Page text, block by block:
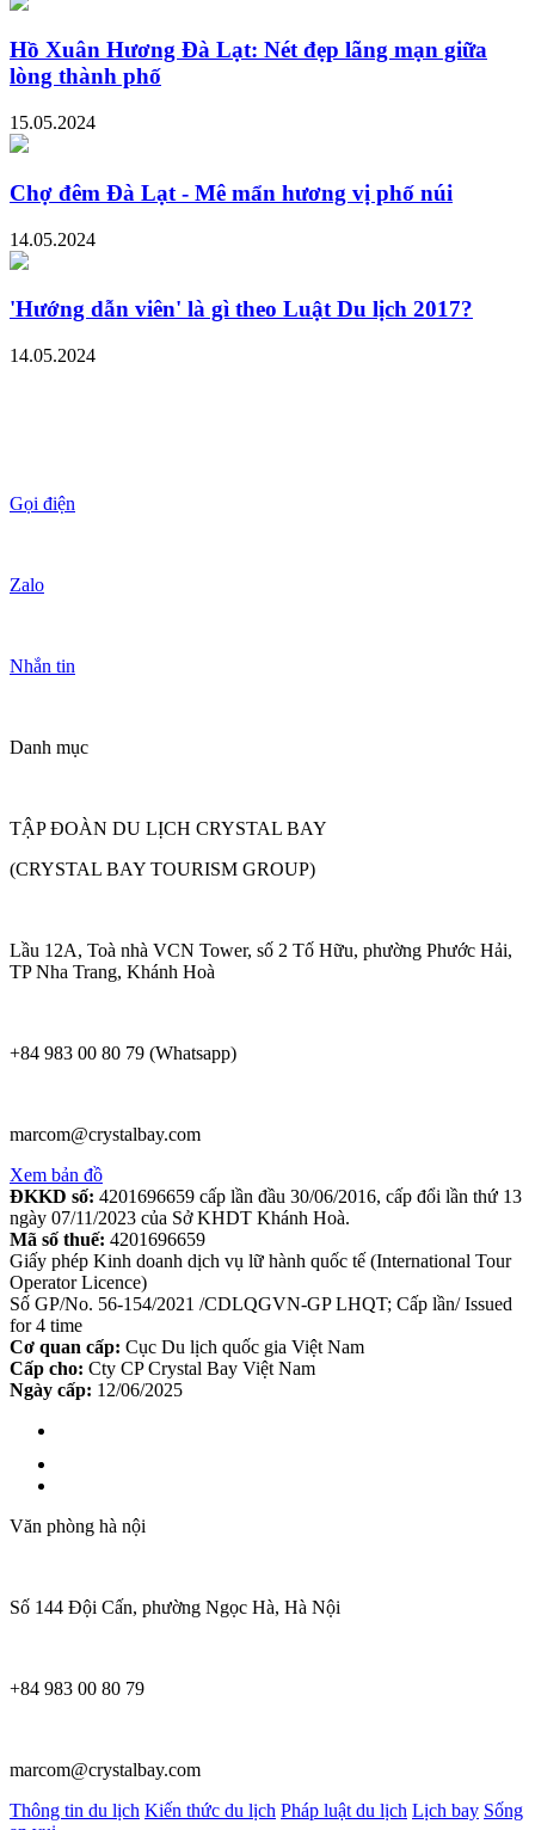
Hồ Xuân Hương Đà Lạt: Nét đẹp lãng mạn giữa
lòng thành phố
15.05.2024
Chợ đêm Đà Lạt - Mê mẩn hương vị phố núi
14.05.2024
'Hướng dẫn viên' là gì theo Luật Du lịch 2017?
14.05.2024
Gọi điện
Zalo
Nhắn tin
Danh mục
TẬP ĐOÀN DU LỊCH CRYSTAL BAY
(CRYSTAL BAY TOURISM GROUP)
Lầu 12A, Toà nhà VCN Tower, số 2 Tố Hữu, phường Phước Hải,
TP Nha Trang, Khánh Hoà
+84 983 00 80 79 (Whatsapp)
marcom@crystalbay.com
Xem bản đồ
ĐKKD số: 4201696659 cấp lần đầu 30/06/2016, cấp đổi lần thứ 13
ngày 07/11/2023 của Sở KHDT Khánh Hoà.
Mã số thuế: 4201696659
Giấy phép Kinh doanh dịch vụ lữ hành quốc tế (International Tour
Operator Licence)
Số GP/No. 56-154/2021 /CDLQGVN-GP LHQT; Cấp lần/ Issued
for 4 time
Cơ quan cấp: Cục Du lịch quốc gia Việt Nam
Cấp cho: Cty CP Crystal Bay Việt Nam
Ngày cấp: 12/06/2025
Văn phòng hà nội
Số 144 Đội Cấn, phường Ngọc Hà, Hà Nội
+84 983 00 80 79
marcom@crystalbay.com
Thông tin du lịch Kiến thức du lịch Pháp luật du lịch Lịch bay Sống